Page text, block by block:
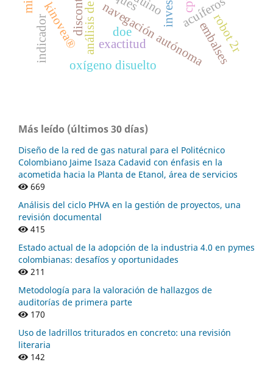
navegación autónoma
exactitud
oxígeno disuelto
kinovea® acuíferos
indicador doe robot 2r
embalses
Más leído (últimos 30 días)
Diseño de la red de gas natural para el Politécnico
Colombiano Jaime Isaza Cadavid con énfasis en la
acometida hacia la Planta de Etanol, área de servicios
669
Análisis del ciclo PHVA en la gestión de proyectos, una
revisión documental
415
Estado actual de la adopción de la industria 4.0 en pymes
colombianas: desafíos y oportunidades
211
Metodología para la valoración de hallazgos de
auditorías de primera parte
170
Uso de ladrillos triturados en concreto: una revisión
literaria
142